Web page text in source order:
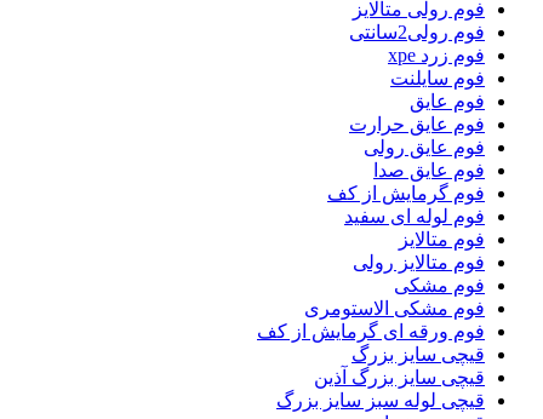
فوم رولی متالایز
فوم رولی2سانتی
فوم زرد xpe
فوم سایلنت
فوم عایق
فوم عایق حرارت
فوم عایق رولی
فوم عایق صدا
فوم گرمایش از کف
فوم لوله ای سفید
فوم متالایز
فوم متالایز رولی
فوم مشکی
فوم مشکی الاستومری
فوم ورقه ای گرمایش از کف
قیچی سایز بزرگ
قیچی سایز بزرگ آذین
قیچی لوله سبز سایز بزرگ